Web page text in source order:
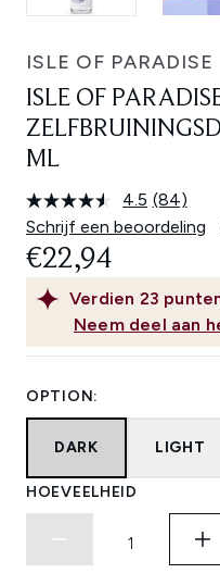
ISLE OF PARADISE
ISLE OF
ML
4.5 Lees
84
(84)
Schrijf een beoordeling
Verdien 23
Neem deel aan
€22,94
OPTION:
DARK LIGHT
HOEVEELHEID